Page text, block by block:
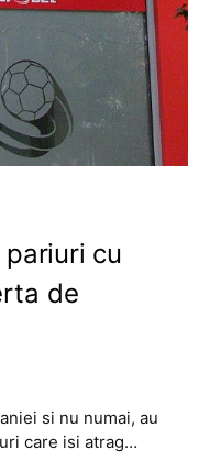
pariuri cu
de
si nu numai, au
care isi atrag…